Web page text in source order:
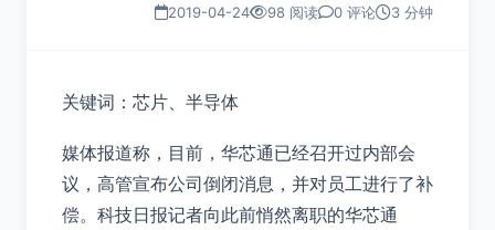
2019-04-24 98 阅读 0 评论 3 分钟
关键词：芯片、半导体
媒体报道称，目前，华芯通已经召开过内部会
议，高管宣布公司倒闭消息，并对员工进行了补
偿。科技日报记者向此前悄然离职的华芯通